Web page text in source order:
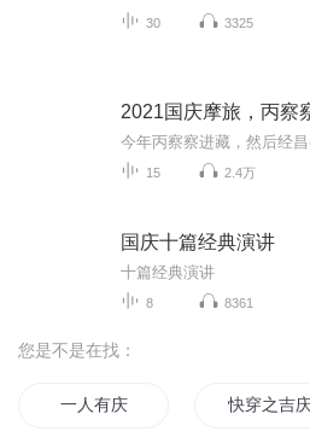
30 3325
2021国庆摩旅，丙察
15 2.4万
国庆十篇经典演讲
十篇经典演讲
8 8361
您是不是在找：
一人有庆 快穿之吉庆